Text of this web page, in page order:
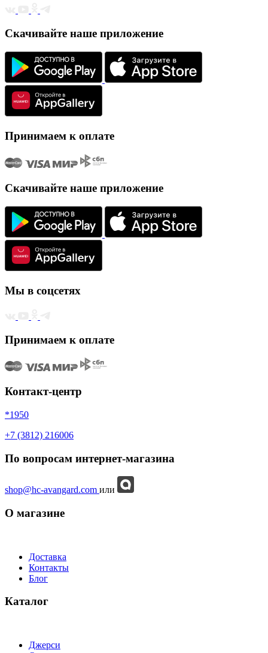
Скачивайте наше приложение
Принимаем к оплате
Скачивайте наше приложение
Мы в соцсетях
Принимаем к оплате
Контакт-центр
*1950
+7 (3812) 216006
По вопросам интернет-магазина
shop@hc-avangard.com или
О магазине
Доставка
Контакты
Блог
Каталог
Джерси